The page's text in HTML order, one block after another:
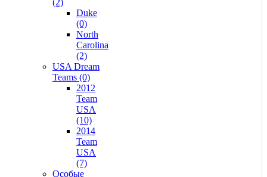
Duke
(0)
North
Carolina
(2)
USA Dream
Teams (0)
2012
Team
USA
(10)
2014
Team
USA
(7)
Особые